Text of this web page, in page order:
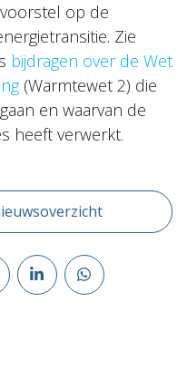
op de
Zie
bijdragen over de Wet
(Warmtewet 2) die
en waarvan de
heeft verwerkt.